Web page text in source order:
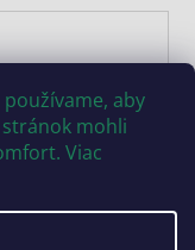
aby
mohli
Viac